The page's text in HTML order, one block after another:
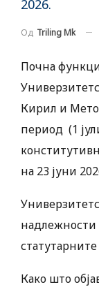
2026.
Од Triling Mk
Почна
Кирил и
период (1
на 23 јуни
надлежности
Како што